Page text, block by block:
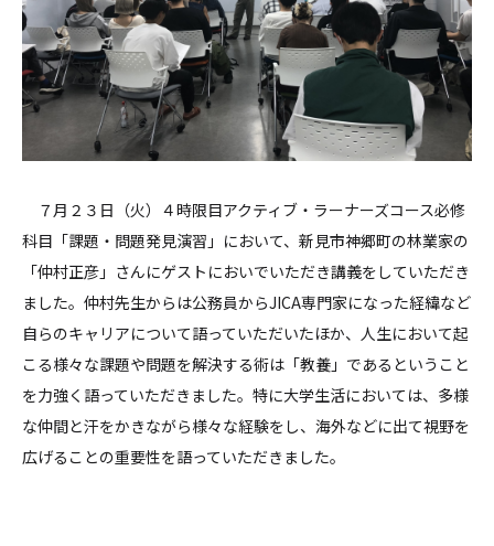
７月２３日（火）４時限目アクティブ・ラーナーズコース必修
科目「課題・問題発見演習」において、新見市神郷町の林業家の
「仲村正彦」さんにゲストにおいでいただき講義をしていただき
ました。仲村先生からは公務員からJICA専門家になった経緯など
自らのキャリアについて語っていただいたほか、人生において起
こる様々な課題や問題を解決する術は「教養」であるということ
を力強く語っていただきました。特に大学生活においては、多様
な仲間と汗をかきながら様々な経験をし、海外などに出て視野を
広げることの重要性を語っていただきました。